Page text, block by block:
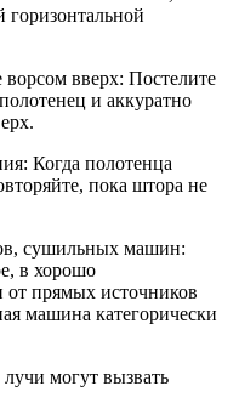
горизонтальной
вверх: Постелите
и аккуратно
Когда полотенца
пока штора не
сушильных машин:
в хорошо
прямых источников
машина категорически
могут вызвать